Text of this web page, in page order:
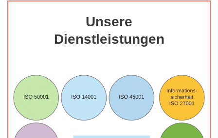
Unsere
Dienstleistungen